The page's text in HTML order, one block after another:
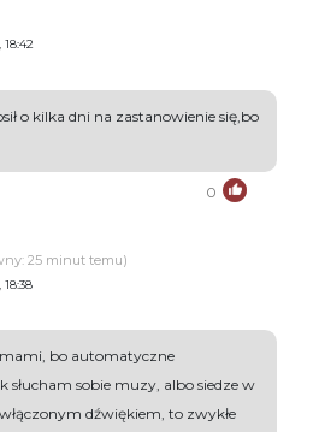
o kilka dni na zastanowienie się,bo
0
25 minut temu)
bo automatyczne
sobie muzy, albo siedze w
dźwiękiem, to zwykłe